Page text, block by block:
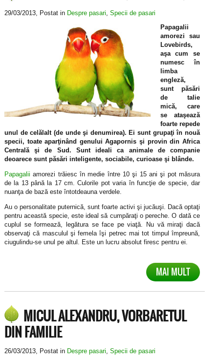
29/03/2013, Postat in Despre pasari, Specii de pasari
Papagalii
amorezi sau
Lovebirds,
aşa cum se
numesc în
limba
engleză,
sunt păsări
de talie
mică, care
se ataşează
foarte repede
unul de celălalt (de unde şi denumirea). Ei sunt grupaţi în nouă
specii, toate aparţinând genului Agapornis şi provin din Africa
Centrală şi de Sud. Sunt ideali ca animale de companie
deoarece sunt păsări inteligente, sociabile, curioase şi blânde.
Papagalii amorezi trăiesc în medie între 10 şi 15 ani şi pot măsura
de la 13 până la 17 cm. Culorile pot varia în funcţie de specie, dar
nuanţa de bază este întotdeauna verdele.
Au o personalitate puternică, sunt foarte activi şi jucăuşi. Dacă optaţi
pentru această specie, este ideal să cumpăraţi o pereche. O dată ce
cuplul se formează, legătura se face pe viaţă. Nu vă miraţi dacă
observaţi că masculul şi femela îşi petrec mai tot timpul împreună,
ciugulindu-se unul pe altul. Este un lucru absolut firesc pentru ei.
MAI MULT
MICUL ALEXANDRU, VORBARETUL
DIN FAMILIE
26/03/2013, Postat in Despre pasari, Specii de pasari